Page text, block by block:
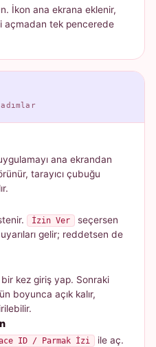
İkon ana ekrana eklenir,
açmadan tek pencerede
ana ekrandan
tarayıcı çubuğu
İzin Ver
seçersen
gelir; reddetsen de
bir kez giriş yap. Sonraki
boyunca açık kalır,
ID / Parmak İzi
ile aç.